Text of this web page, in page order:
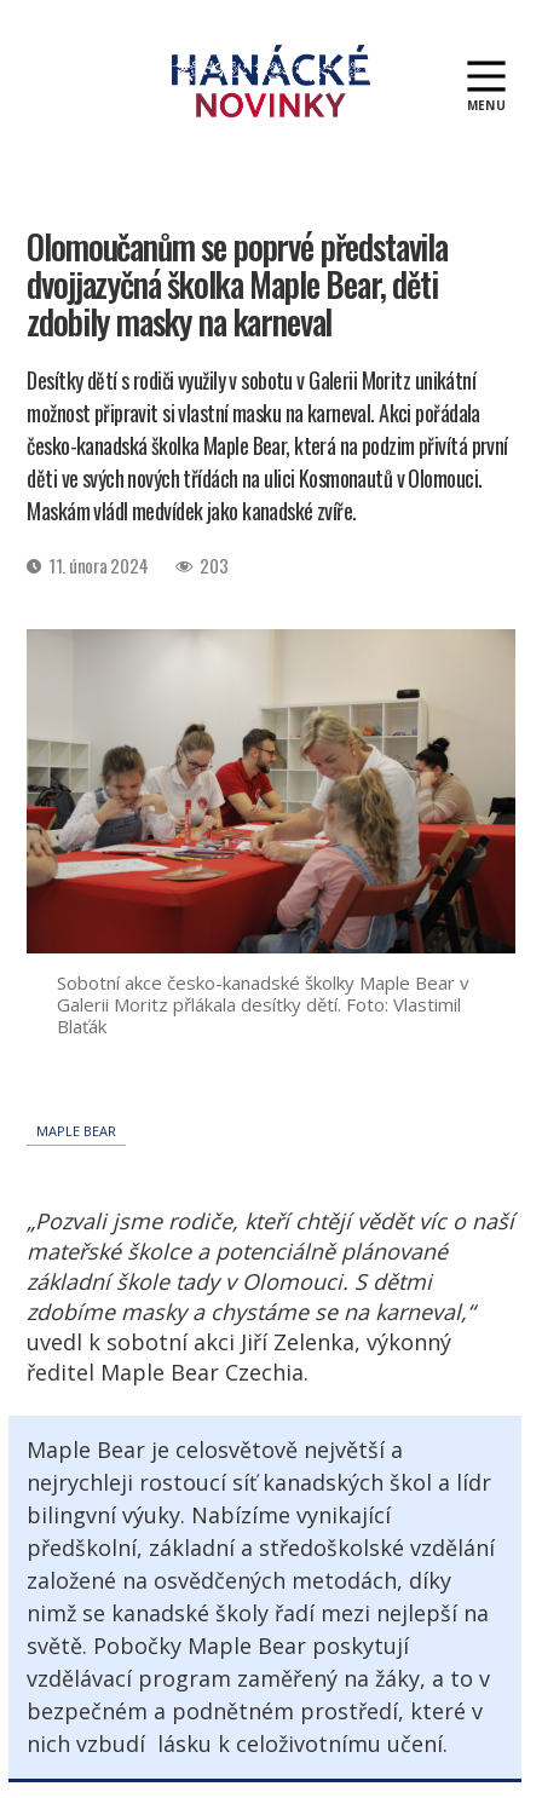
MENU
Olomoučanům se poprvé představila
dvojjazyčná školka Maple Bear, děti
zdobily masky na karneval
Desítky dětí s rodiči využily v sobotu v Galerii Moritz unikátní
možnost připravit si vlastní masku na karneval. Akci pořádala
česko-kanadská školka Maple Bear, která na podzim přivítá první
děti ve svých nových třídách na ulici Kosmonautů v Olomouci.
Maskám vládl medvídek jako kanadské zvíře.
Datum11. února 2024 203
Sobotní akce česko-kanadské školky Maple Bear v
Galerii Moritz přlákala desítky dětí. Foto: Vlastimil
Blaťák
MAPLE BEAR
„Pozvali jsme rodiče, kteří chtějí vědět víc o naší
mateřské školce a potenciálně plánované
základní škole tady v Olomouci. S dětmi
zdobíme masky a chystáme se na karneval,“
uvedl k sobotní akci Jiří Zelenka, výkonný
ředitel Maple Bear Czechia.
Maple Bear je celosvětově největší a
nejrychleji rostoucí síť kanadských škol a lídr
bilingvní výuky. Nabízíme vynikající
předškolní, základní a středoškolské vzdělání
založené na osvědčených metodách, díky
nimž se kanadské školy řadí mezi nejlepší na
světě. Pobočky Maple Bear poskytují
vzdělávací program zaměřený na žáky, a to v
bezpečném a podnětném prostředí, které v
nich vzbudí lásku k celoživotnímu učení.